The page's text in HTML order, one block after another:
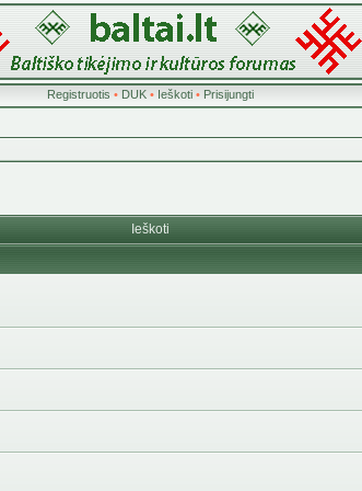
Registruotis • DUK• Ieškoti• Prisijungti
Ieškoti